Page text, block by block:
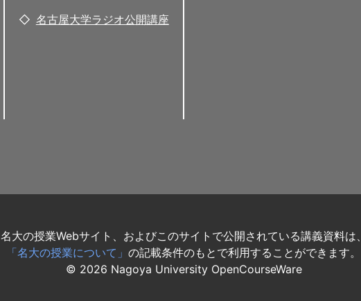
名古屋大学ラジオ公開講座
名大の授業Webサイト、およびこのサイトで公開されている講義資料は、
「名大の授業について」 の記載条件のもとで利用することができます。
© 2026 Nagoya University OpenCourseWare